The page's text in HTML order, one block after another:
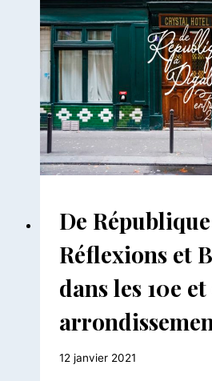
A
LA
RECHERCHE
DES
COURS
CACHÉES
BALADES
PARISIENNES
BALADES
De
Réflexions et
dans les 10e et
Par
12 janvier 2021